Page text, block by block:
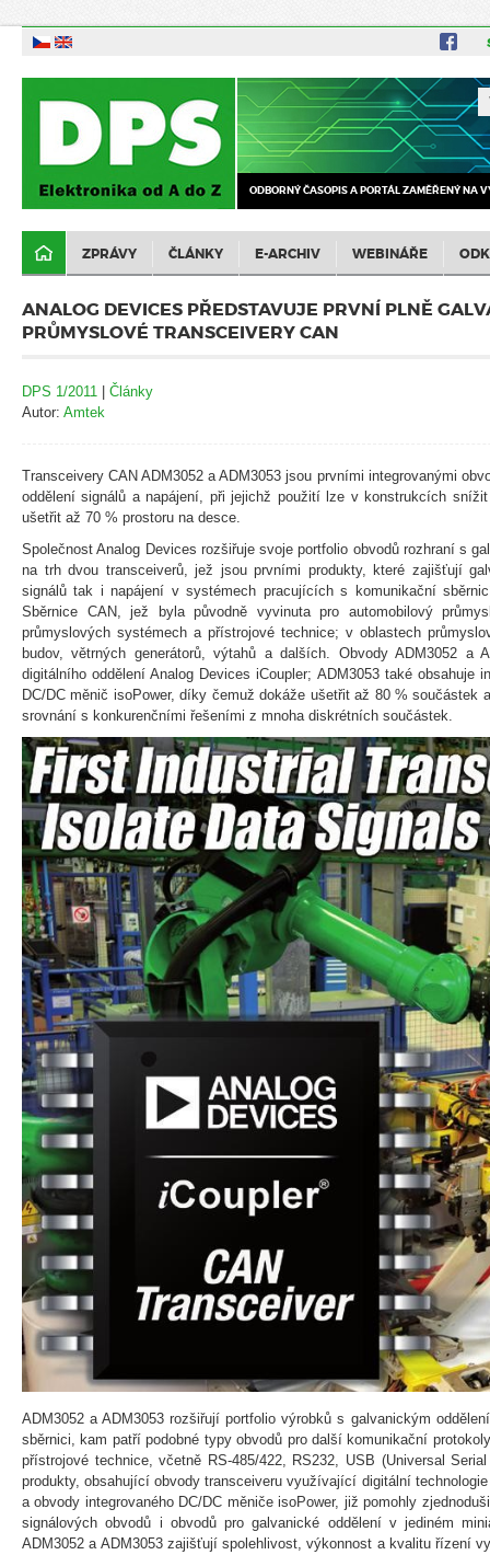
ODBORNÝ ČASOPIS A PORTÁL ZAMĚŘENÝ NA
ZPRÁVY ČLÁNKY E-ARCHIV WEBINÁŘE
ANALOG DEVICES PŘEDSTAVUJE PRVNÍ PLNĚ
PRŮMYSLOVÉ TRANSCEIVERY CAN
DPS 1/2011 | Články
Autor: Amtek
Transceivery CAN ADM3052 a ADM3053 jsou prvními integrovanými
oddělení signálů a napájení, při jejichž použití lze v konstrukcích
ušetřit až 70 % prostoru na desce.
Společnost Analog Devices rozšiřuje svoje portfolio obvodů rozhraní s
na trh dvou transceiverů, jež jsou prvními produkty, které zajišťují
signálů tak i napájení v systémech pracujících s komunikační
Sběrnice CAN, jež byla původně vyvinuta pro automobilový
průmyslových systémech a přístrojové technice; v oblastech
budov, větrných generátorů, výtahů a dalších. Obvody ADM3052 a
digitálního oddělení Analog Devices iCoupler; ADM3053 také obsahuje
DC/DC měnič isoPower, díky čemuž dokáže ušetřit až 80 % součástek
srovnání s konkurenčními řešeními z mnoha diskrétních součástek.
ADM3052 a ADM3053 rozšiřují portfolio výrobků s galvanickým
sběrnici, kam patří podobné typy obvodů pro další komunikační
přístrojové technice, včetně RS-485/422, RS232, USB (Universal
produkty, obsahující obvody transceiveru využívající digitální
a obvody integrovaného DC/DC měniče isoPower, již pomohly
signálových obvodů i obvodů pro galvanické oddělení v jediném
ADM3052 a ADM3053 zajišťují spolehlivost, výkonnost a kvalitu řízení